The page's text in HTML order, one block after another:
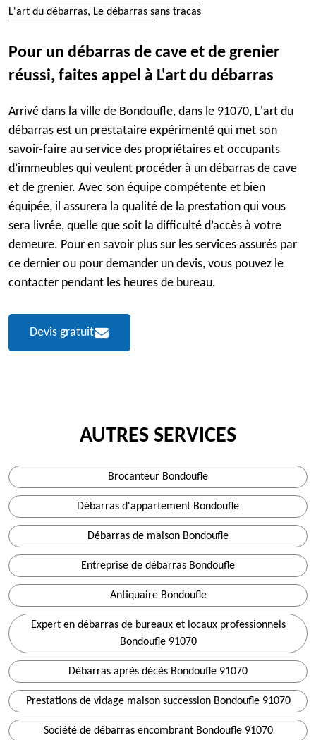
L'art du débarras, Le débarras sans tracas
Pour un débarras de cave et de grenier
réussi, faites appel à L'art du débarras
Arrivé dans la ville de Bondoufle, dans le 91070, L'art du
débarras est un prestataire expérimenté qui met son
savoir-faire au service des propriétaires et occupants
d’immeubles qui veulent procéder à un débarras de cave
et de grenier. Avec son équipe compétente et bien
équipée, il assurera la qualité de la prestation qui vous
sera livrée, quelle que soit la difficulté d’accès à votre
demeure. Pour en savoir plus sur les services assurés par
ce dernier ou pour demander un devis, vous pouvez le
contacter pendant les heures de bureau.
Devis gratuit
AUTRES SERVICES
Brocanteur Bondoufle
Débarras d'appartement Bondoufle
Débarras de maison Bondoufle
Entreprise de débarras Bondoufle
Antiquaire Bondoufle
Expert en débarras de bureaux et locaux professionnels
Bondoufle 91070
Débarras après décès Bondoufle 91070
Prestations de vidage maison succession Bondoufle 91070
Société de débarras encombrant Bondoufle 91070